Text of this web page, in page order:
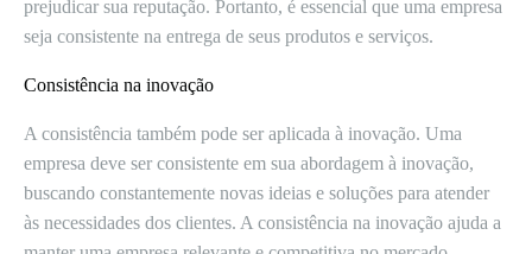
prejudicar sua reputação. Portanto, é essencial que uma empresa
seja consistente na entrega de seus produtos e serviços.
Consistência na inovação
A consistência também pode ser aplicada à inovação. Uma
empresa deve ser consistente em sua abordagem à inovação,
buscando constantemente novas ideias e soluções para atender
às necessidades dos clientes. A consistência na inovação ajuda a